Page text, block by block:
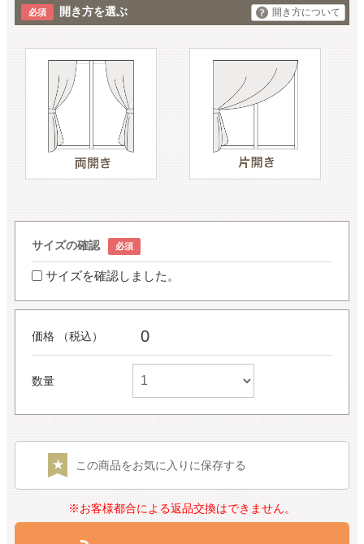
開き方を選ぶ 開き方について
サイズの確認
サイズを確認しました。
価格 （税込） 0
数量
この商品をお気に入りに保存する
※お客様都合による返品交換はできません。